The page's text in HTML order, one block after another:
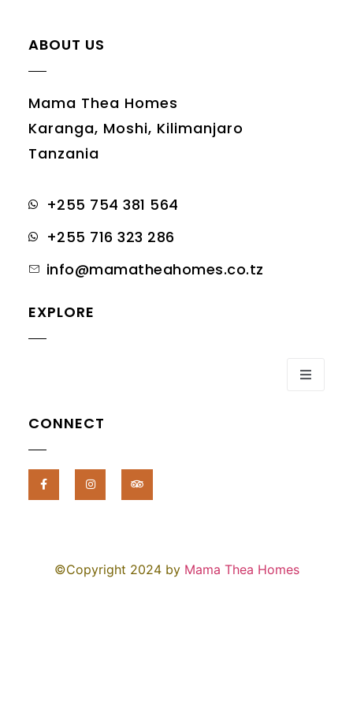
ABOUT US
Mama Thea Homes
Karanga, Moshi, Kilimanjaro
Tanzania
+255 754 381 564
+255 716 323 286
info@mamatheahomes.co.tz
EXPLORE
CONNECT
©Copyright 2024 by Mama Thea Homes